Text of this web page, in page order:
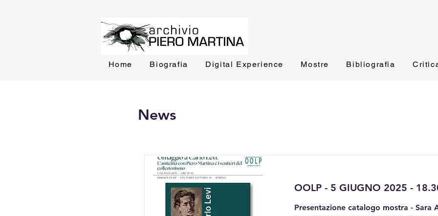
Home Biografia Digital Experience Mostre Bibliografia
News
OOLP - 5 GIUGNO 2025 -
Presentazione catalogo mostra - Sara